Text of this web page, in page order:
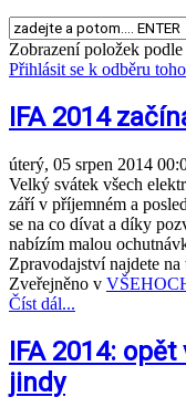
Zobrazení položek
Přihlásit se k odběru
IFA 2014
úterý, 05 srpen 2014
Velký svátek všech
září v příjemném a
se na co dívat a díky
nabízím malou
Zpravodajství najdete
Zveřejněno v
Číst dál...
IFA 2014:
jindy